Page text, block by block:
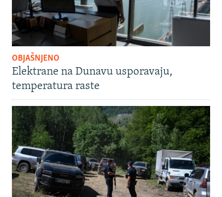
OBJAŠNJENO
Elektrane na Dunavu usporavaju,
temperatura raste